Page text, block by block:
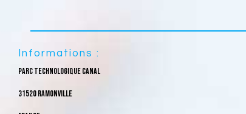
Informations :
Parc technologique canal
31520 Ramonville